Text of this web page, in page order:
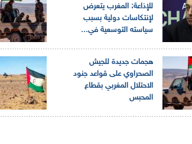
للإذاعة: المغرب يتعرض
لإنتكاسات دولية بسبب
سياسته التوسعية في...
هجمات جديدة للجيش
الصحراوي على قواعد جنود
الاحتلال المغربي بقطاع
المحبس